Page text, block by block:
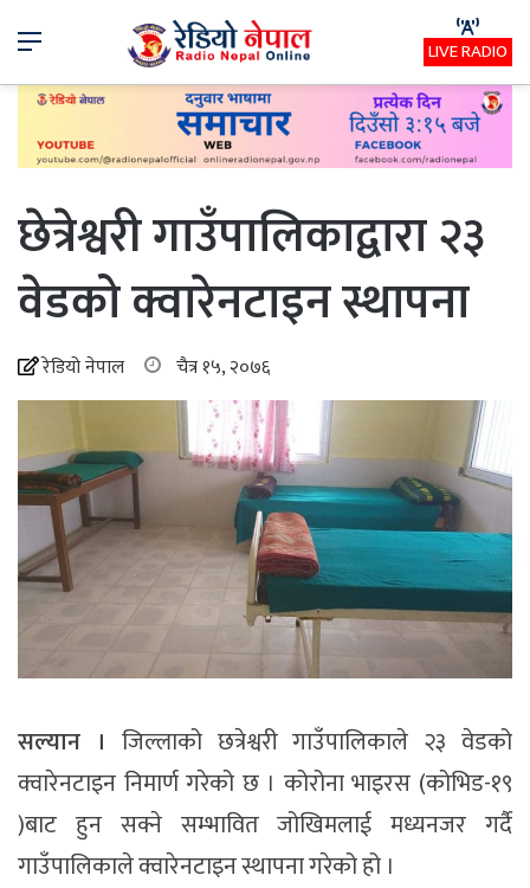
Menu LIVE RADIO
छेत्रेश्वरी गाउँपालिकाद्वारा २३
वेडको क्वारेनटाइन स्थापना
रेडियो नेपाल चैत्र १५, २०७६
सल्यान । जिल्लाको छत्रेश्वरी गाउँपालिकाले २३ वेडको
क्वारेनटाइन निमार्ण गरेको छ । कोरोना भाइरस (कोभिड-१९
)बाट हुन सक्ने सम्भावित जोखिमलाई मध्यनजर गर्दै
गाउँपालिकाले क्वारेनटाइन स्थापना गरेको हो ।